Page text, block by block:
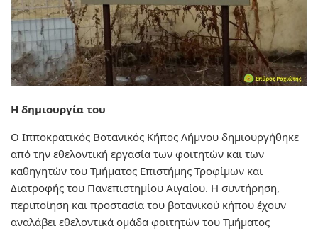
Η δημιουργία του
Ο Ιπποκρατικός Βοτανικός Κήπος Λήμνου δημιουργήθηκε
από την εθελοντική εργασία των φοιτητών και των
καθηγητών του Τμήματος Επιστήμης Τροφίμων και
Διατροφής του Πανεπιστημίου Αιγαίου. Η συντήρηση,
περιποίηση και προστασία του βοτανικού κήπου έχουν
αναλάβει εθελοντικά ομάδα φοιτητών του Τμήματος